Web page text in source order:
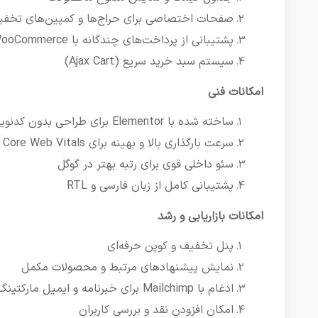
صفحات اختصاصی برای حراج‌ها و کمپین‌های
پشتیبانی از پرداخت‌های چندگانه با WooCommerce
سیستم سبد خرید سریع (Ajax Cart)
امکانات فنی
ساخته شده با Elementor برای طراحی بدون کدنویسی
سرعت بارگذاری بالا و بهینه برای Core Web Vitals
سئو داخلی قوی برای رتبه بهتر در گوگل
پشتیبانی کامل از زبان فارسی و RTL
امکانات بازاریابی و رشد
پنل تخفیف و کوپن حرفه‌ای
نمایش پیشنهادهای مرتبط و محصولات مکمل
ادغام با Mailchimp برای خبرنامه و ایمیل مارکتینگ
امکان افزودن نقد و بررسی کاربران